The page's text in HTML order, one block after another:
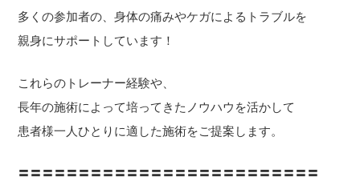
多くの参加者の、身体の痛みやケガによるトラブルを
親身にサポートしています！
これらのトレーナー経験や、
長年の施術によって培ってきたノウハウを活かして
患者様一人ひとりに適した施術をご提案します。
〓〓〓〓〓〓〓〓〓〓〓〓〓〓〓〓〓〓〓〓〓〓〓〓〓